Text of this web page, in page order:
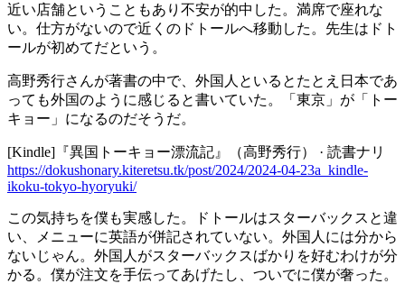
近い店舗ということもあり不安が的中した。満席で座れな
い。仕方がないので近くのドトールへ移動した。先生はドト
ールが初めてだという。
高野秀行さんが著書の中で、外国人といるとたとえ日本であ
っても外国のように感じると書いていた。「東京」が「トー
キョー」になるのだそうだ。
[Kindle]『異国トーキョー漂流記』（高野秀行） · 読書ナリ
https://dokushonary.kiteretsu.tk/post/2024/2024-04-23a_kindle-
ikoku-tokyo-hyoryuki/
この気持ちを僕も実感した。ドトールはスターバックスと違
い、メニューに英語が併記されていない。外国人には分から
ないじゃん。外国人がスターバックスばかりを好むわけが分
かる。僕が注文を手伝ってあげたし、ついでに僕が奢った。